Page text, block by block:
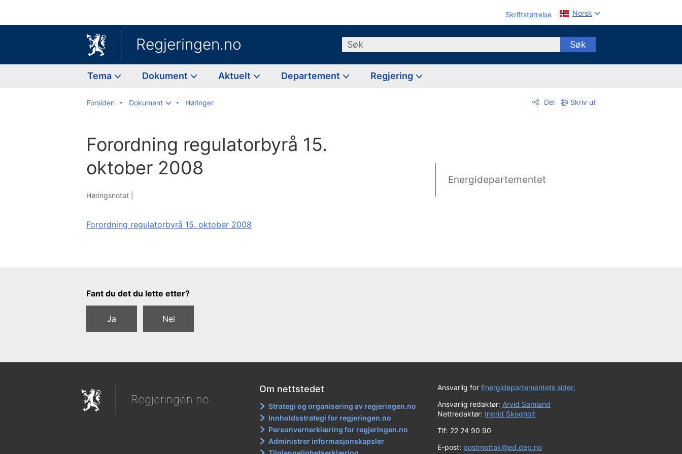
Skriftstørrelse Norsk
Regjeringen.no Søk Søk
Tema Dokument Aktuelt Departement Regjering
Forsiden Dokument Høringer Del Skriv ut
Forordning regulatorbyrå 15.
oktober 2008
Høringsnotat |
Forordning regulatorbyrå 15. oktober 2008
Energidepartementet
Tilbakemeldingsskjema
Fant du det du lette etter?
Ja Nei
Regjeringen.no
Om nettstedet
Strategi og organisering av regjeringen.no
Innholdsstrategi for regjeringen.no
Personvernerklæring for regjeringen.no
Administrer informasjonskapsler
Ansvarlig for Energidepartementets sider:
Ansvarlig redaktør: Arvid Samland
Nettredaktør: Ingrid Skogholt
Tlf: 22 24 90 90
E-post: postmottak@ed.dep.no